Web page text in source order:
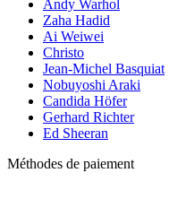
Andy Warhol
Zaha Hadid
Ai Weiwei
Christo
Jean-Michel Basquiat
Nobuyoshi Araki
Candida Höfer
Gerhard Richter
Ed Sheeran
Méthodes de paiement